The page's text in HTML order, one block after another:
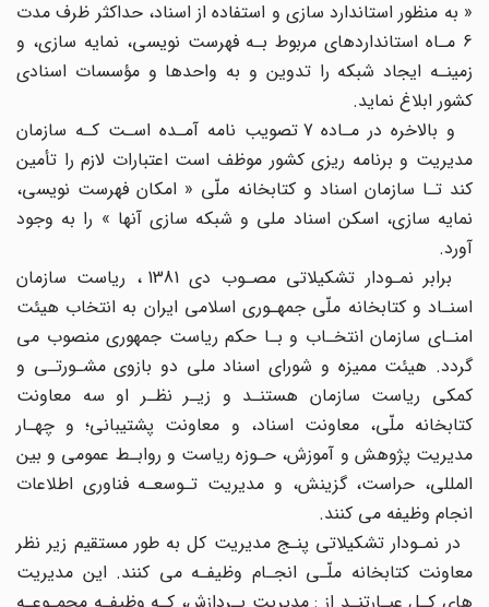
« به منظور استاندارد سازی و استفاده از اسناد، حداکثر ظرف مدت
6 مـاه استانداردهای مربوط بـه فهرست نویسی، نمایه سازی، و
زمینـه ایجاد شبکه را تدوین و به واحدها و مؤسسات اسنادی
کشور ابلاغ نماید.
و بالاخره در مـاده 7 تصویب نامه آمـده اسـت کـه سازمان
مدیریت و برنامه ریزی کشور موظف است اعتبارات لازم را تأمین
کند تـا سازمان اسناد و کتابخانه ملّی « امکان فهرست نویسی،
نمایه سازی، اسکن اسناد ملی و شبکه سازی آنها » را به وجود
آورد.
برابر نمـودار تشکیلاتی مصـوب دی 1381 ، ریاست سازمان
اسنـاد و کتابخانه ملّی جمهـوری اسلامی ایران به انتخاب هیئت
امنـای سازمان انتخـاب و بـا حکم ریاست جمهوری منصوب می
گردد. هیئت ممیزه و شورای اسناد ملی دو بازوی مشـورتـی و
کمکی ریاست سازمان هستنـد و زیـر نظـر او سه معاونت
کتابخانه ملّی، معاونت اسناد، و معاونت پشتیبانی؛ و چهـار
مدیریت پژوهش و آموزش، حـوزه ریاست و روابـط عمومی و بین
المللی، حراست، گزینش، و مدیریت تـوسعـه فناوری اطلاعات
انجام وظیفه می کنند.
در نمـودار تشکیلاتی پنـج مدیریت کل به طور مستقیم زیر نظر
معاونت کتابخانه ملّـی انجـام وظیفـه می کنند. این مدیریت